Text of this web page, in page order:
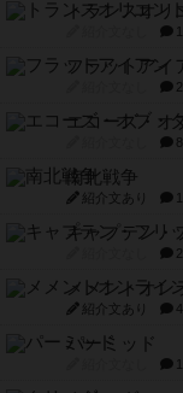
トランスオリ
フラットアイ
エコーズ・オ
南北戦争
紹介文あり
キャプテン・
メメントオン
紹介文あり
パーミッド